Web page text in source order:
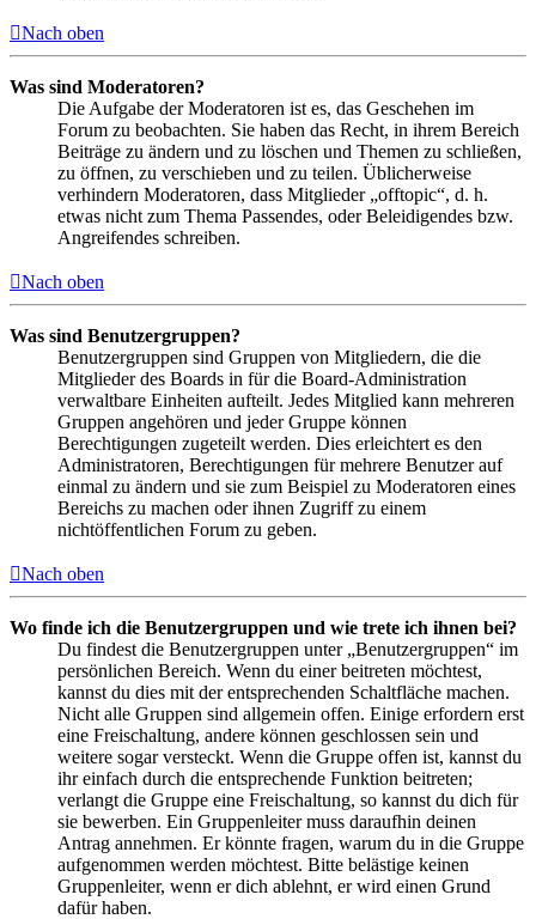
Nach oben
Was sind Moderatoren?
Die Aufgabe der Moderatoren ist es, das Geschehen im
Forum zu beobachten. Sie haben das Recht, in ihrem Bereich
Beiträge zu ändern und zu löschen und Themen zu schließen,
zu öffnen, zu verschieben und zu teilen. Üblicherweise
verhindern Moderatoren, dass Mitglieder „offtopic“, d. h.
etwas nicht zum Thema Passendes, oder Beleidigendes bzw.
Angreifendes schreiben.
Nach oben
Was sind Benutzergruppen?
Benutzergruppen sind Gruppen von Mitgliedern, die die
Mitglieder des Boards in für die Board-Administration
verwaltbare Einheiten aufteilt. Jedes Mitglied kann mehreren
Gruppen angehören und jeder Gruppe können
Berechtigungen zugeteilt werden. Dies erleichtert es den
Administratoren, Berechtigungen für mehrere Benutzer auf
einmal zu ändern und sie zum Beispiel zu Moderatoren eines
Bereichs zu machen oder ihnen Zugriff zu einem
nichtöffentlichen Forum zu geben.
Nach oben
Wo finde ich die Benutzergruppen und wie trete ich ihnen bei?
Du findest die Benutzergruppen unter „Benutzergruppen“ im
persönlichen Bereich. Wenn du einer beitreten möchtest,
kannst du dies mit der entsprechenden Schaltfläche machen.
Nicht alle Gruppen sind allgemein offen. Einige erfordern erst
eine Freischaltung, andere können geschlossen sein und
weitere sogar versteckt. Wenn die Gruppe offen ist, kannst du
ihr einfach durch die entsprechende Funktion beitreten;
verlangt die Gruppe eine Freischaltung, so kannst du dich für
sie bewerben. Ein Gruppenleiter muss daraufhin deinen
Antrag annehmen. Er könnte fragen, warum du in die Gruppe
aufgenommen werden möchtest. Bitte belästige keinen
Gruppenleiter, wenn er dich ablehnt, er wird einen Grund
dafür haben.